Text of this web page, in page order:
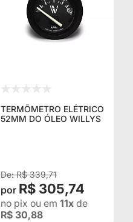
TERMÔMETRO ELÉTRICO
52MM DO ÓLEO WILLYS
R$ 339,71
R$ 305,74
no pix ou em 11x de
R$ 30,88